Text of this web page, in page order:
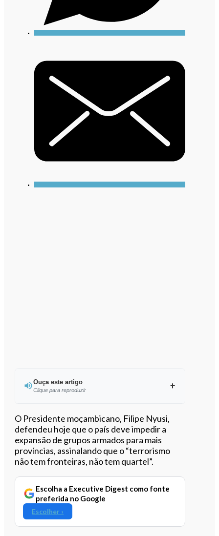
Ouça este artigo
Clique para reproduzir
Ouvir este artigo
O Presidente moçambicano, Filipe Nyusi,
defendeu hoje que o país deve impedir a
expansão de grupos armados para mais
províncias, assinalando que o “terrorismo
não tem fronteiras, não tem quartel”.
Escolha a Executive Digest como fonte
preferida no Google
Escolher ›